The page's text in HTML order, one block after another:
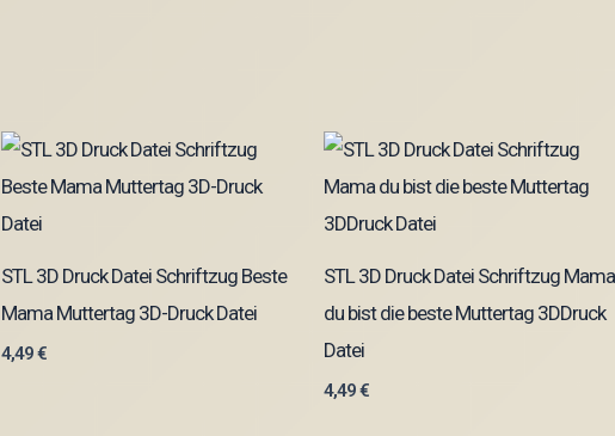
STL 3D Druck Datei Schriftzug Beste
Mama Muttertag 3D-Druck Datei
4,49€
STL 3D Druck Datei Schriftzug Mama
du bist die beste Muttertag 3DDruck
Datei
4,49€